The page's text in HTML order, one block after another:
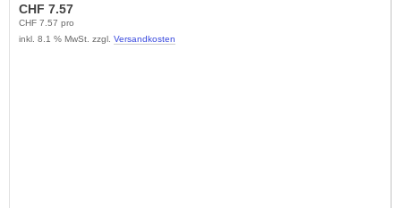
CHF 7.57
CHF 7.57 pro
inkl. 8.1 % MwSt. zzgl. Versandkosten